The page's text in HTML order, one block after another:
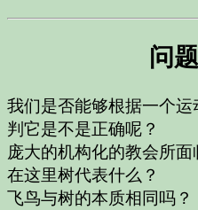
问
我们是否能够根据一个
判它是不是正确呢？
庞大的机构化的教会所面
在这里树代表什么？
飞鸟与树的本质相同吗？